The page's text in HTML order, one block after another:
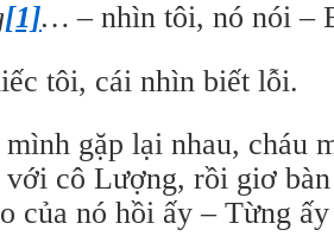
[1]… – nhìn tôi, nó nói –
tôi, cái nhìn biết lỗi.
gặp lại nhau, cháu
cô Lượng, rồi giơ bàn
của nó hồi ấy – Từng